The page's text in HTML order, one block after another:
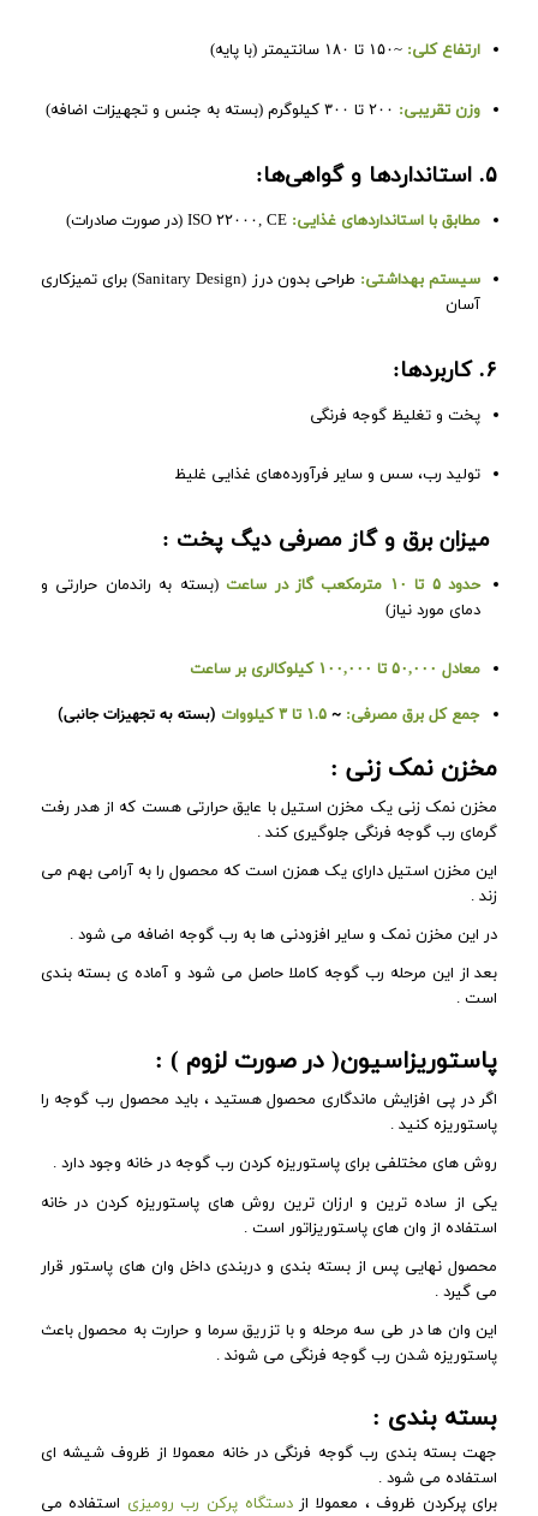
ارتفاع کلی: ~۱۵۰ تا ۱۸۰ سانتیمتر (با پایه)
وزن تقریبی:
۵. استانداردها و گواهی‌ها:
مطابق با استانداردهای غذایی:
سیستم بهداشتی:
طراحی بدون درز (Sanitary Design) برای تمیزکاری
آسان
۶. کاربردها:
پخت و تغلیظ گوجه فرنگی
تولید رب، سس و سایر فرآورده‌های غذایی غلیظ
میزان برق و گاز مصرفی دیگ پخت :
حدود ۵ تا ۱۰ مترمکعب گاز در ساعت
(بسته به راندمان حرارتی و
دمای مورد نیاز)
معادل ۵۰,۰۰۰ تا ۱۰۰,۰۰۰ کیلوکالری بر ساعت
جمع کل برق مصرفی: ~ ۱.۵ تا ۳ کیلووات (بسته به تجهیزات جانبی)
مخزن نمک زنی :
مخزن نمک زنی یک مخزن استیل با عایق حرارتی هست که از هدر رفت
گرمای رب گوجه فرنگی جلوگیری کند .
این مخزن استیل دارای یک همزن است که محصول را به آرامی بهم می
زند .
در این مخزن نمک و سایر افزودنی ها به رب گوجه اضافه می شود .
بعد از این مرحله رب گوجه کاملا حاصل می شود و آماده ی بسته بندی
است .
پاستوریزاسیون( در صورت لزوم ) :
اگر در پی افزایش ماندگاری محصول هستید ، باید محصول رب گوجه را
پاستوریزه کنید .
روش های مختلفی برای پاستوریزه کردن رب گوجه در خانه وجود دارد .
یکی از ساده ترین و ارزان ترین روش های پاستوریزه کردن در خانه
استفاده از وان های پاستوریزاتور است .
محصول نهایی پس از بسته بندی و دربندی داخل وان های پاستور قرار
می گیرد .
این وان ها در طی سه مرحله و با تزریق سرما و حرارت به محصول باعث
پاستوریزه شدن رب گوجه فرنگی می شوند .
بسته بندی :
جهت بسته بندی رب گوجه فرنگی در خانه معمولا از ظروف شیشه ای
استفاده می شود .
برای پرکردن ظروف ، معمولا ازدستگاه پرکن رب رومیزی استفاده می